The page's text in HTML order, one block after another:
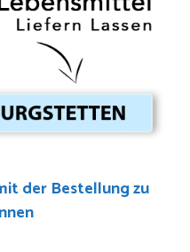
der Bestellung zu